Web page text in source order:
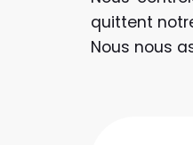
quittent
Nous nous